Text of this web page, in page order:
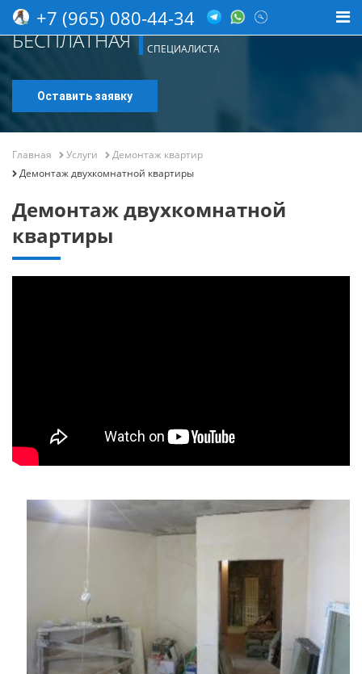
+7 (965) 080-44-34
БЕСПЛАТНАЯ
КОНСУЛЬТАЦИЯ
СПЕЦИАЛИСТА
Оставить заявку
Главная Услуги
Демонтаж квартир
Демонтаж двухкомнатной квартиры
Демонтаж двухкомнатной
квартиры